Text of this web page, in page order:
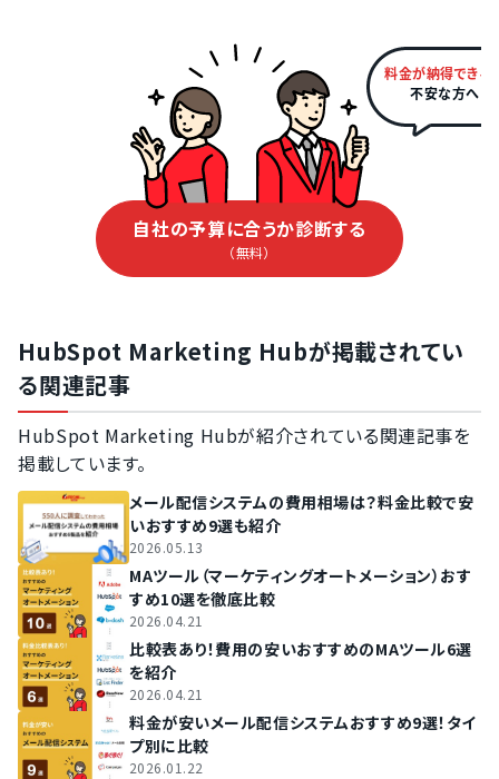
料金が納得できる
不安な方へ
自社の予算に合うか診断する
（無料）
HubSpot Marketing Hubが掲載されてい
る関連記事
HubSpot Marketing Hubが紹介されている関連記事を
掲載しています。
メール配信システムの費用相場は？料金比較で安
いおすすめ9選も紹介
2026.05.13
MAツール（マーケティングオートメーション）おす
すめ10選を徹底比較
2026.04.21
比較表あり！費用の安いおすすめのMAツール6選
を紹介
2026.04.21
料金が安いメール配信システムおすすめ9選！タイ
プ別に比較
2026.01.22